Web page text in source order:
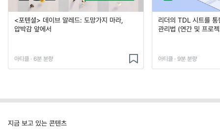
<포텐셜> 데이브 알레드: 도망가지 마라,
압박감 앞에서
아티클 · 6분 분량
리더의 TDL 시트를
관리법 (연간 및 프로
아티클 · 9분 분량
지금 보고 있는 콘텐츠